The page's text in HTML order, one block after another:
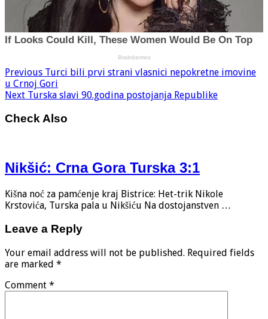
Previous Turci bili prvi strani vlasnici nepokretne imovine
u Crnoj Gori
Next Turska slavi 90.godina postojanja Republike
Check Also
Nikšić: Crna Gora Turska 3:1
Kišna noć za pamćenje kraj Bistrice: Het-trik Nikole
Krstovića, Turska pala u Nikšiću Na dostojanstven …
Leave a Reply
Your email address will not be published. Required fields
are marked *
Comment *